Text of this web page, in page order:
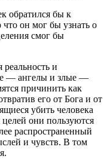
обратился бы к
он мог бы узнать о
смог бы
и
— ангелы и злые —
причинить как
его от Бога и от
убить человека
они пользуются
распространенный
и чувств. В том